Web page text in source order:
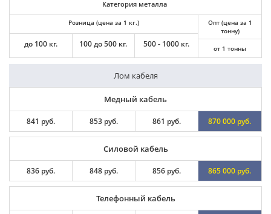
Категория металла
Розница (цена за 1 кг.)
до 100 кг. 100 до 500 кг. 500 - 1000 кг.
Опт (цена за 1
тонну)
от 1 тонны
Лом кабеля
Медный кабель
841 руб. 853 руб. 861 руб. 870 000 руб.
Силовой кабель
836 руб. 848 руб. 856 руб. 865 000 руб.
Телефонный кабель